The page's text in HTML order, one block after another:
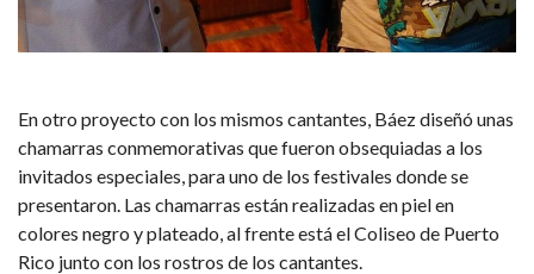
En otro proyecto con los mismos cantantes, Báez diseñó unas
chamarras conmemorativas que fueron obsequiadas a los
invitados especiales, para uno de los festivales donde se
presentaron. Las chamarras están realizadas en piel en
colores negro y plateado, al frente está el Coliseo de Puerto
Rico junto con los rostros de los cantantes.